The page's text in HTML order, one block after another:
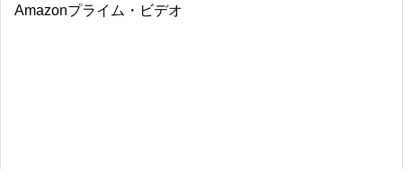
Amazonプライム・ビデオ